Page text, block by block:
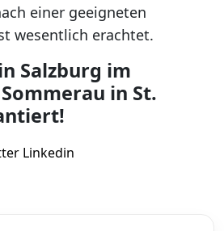
einer geeigneten
wesentlich erachtet.
Salzburg im
in St.
Linkedin